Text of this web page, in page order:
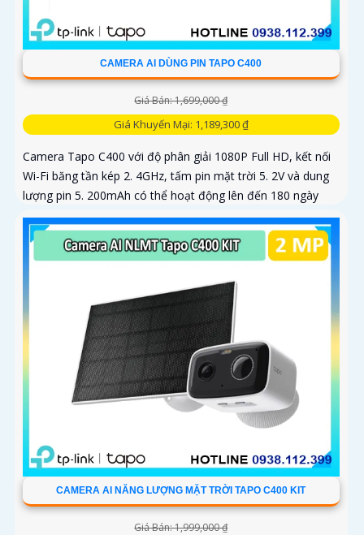
CAMERA AI DÙNG PIN TAPO C400
Giá Bán: 1,699,000 ₫
Giá Khuyến Mại: 1,189,300 ₫
Camera Tapo C400 với độ phân giải 1080P Full HD, kết nối
Wi-Fi băng tần kép 2. 4GHz, tấm pin mặt trời 5. 2V và dung
lượng pin 5. 200mAh có thể hoạt động lên đến 180 ngày
CAMERA AI NĂNG LƯỢNG MẶT TRỜI TAPO C400 KIT
Giá Bán: 1,999,000 ₫